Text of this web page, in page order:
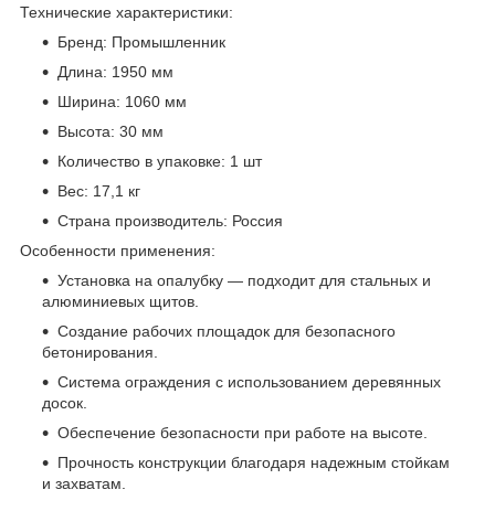
Технические характеристики:
Бренд: Промышленник
Длина: 1950 мм
Ширина: 1060 мм
Высота: 30 мм
Количество в упаковке: 1 шт
Вес: 17,1 кг
Страна производитель: Россия
Особенности применения:
Установка на опалубку — подходит для стальных и
алюминиевых щитов.
Создание рабочих площадок для безопасного
бетонирования.
Система ограждения с использованием деревянных
досок.
Обеспечение безопасности при работе на высоте.
Прочность конструкции благодаря надежным стойкам
и захватам.